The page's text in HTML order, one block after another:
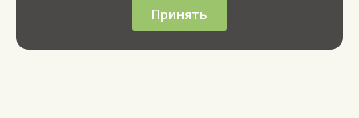
Принять